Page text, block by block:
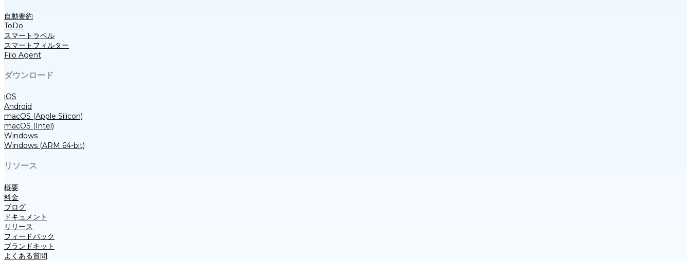
自動要約
ToDo
スマートラベル
スマートフィルター
Filo Agent
ダウンロード
iOS
Android
macOS (Apple Silicon)
macOS (Intel)
Windows
Windows (ARM 64-bit)
リソース
概要
料金
ブログ
ドキュメント
リリース
フィードバック
ブランドキット
よくある質問